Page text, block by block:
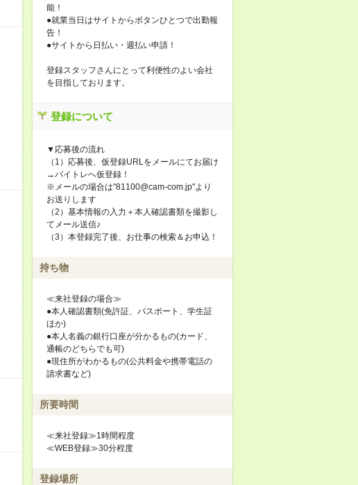
能！
●就業当日はサイトからボタンひとつで出勤報
告！
●サイトから日払い・週払い申請！
登録スタッフさんにとって利便性のよい会社
を目指しております。
登録について
▼応募後の流れ
（1）応募後、仮登録URLをメールにてお届け
→バイトレへ仮登録！
※メールの場合は"81100@cam-com.jp"より
お送りします
（2）基本情報の入力＋本人確認書類を撮影し
てメール送信♪
（3）本登録完了後、お仕事の検索＆お申込！
持ち物
≪来社登録の場合≫
●本人確認書類(免許証、パスポート、学生証
ほか)
●本人名義の銀行口座が分かるもの(カード、
通帳のどちらでも可)
●現住所がわかるもの(公共料金や携帯電話の
請求書など)
所要時間
≪来社登録≫1時間程度
≪WEB登録≫30分程度
登録場所